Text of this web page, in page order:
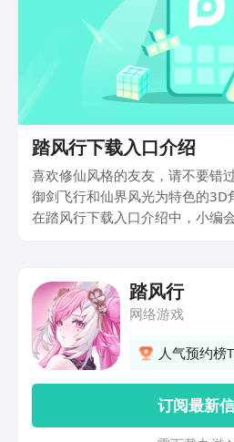
踏风行下载入口介绍
喜欢修仙风格的友友，请不要错
御剑飞行和仙界风光为特色的3D
在踏风行下载入口介绍中，小编
体验修仙之旅。
踏风行
网络游戏
人气预约榜
订阅最新